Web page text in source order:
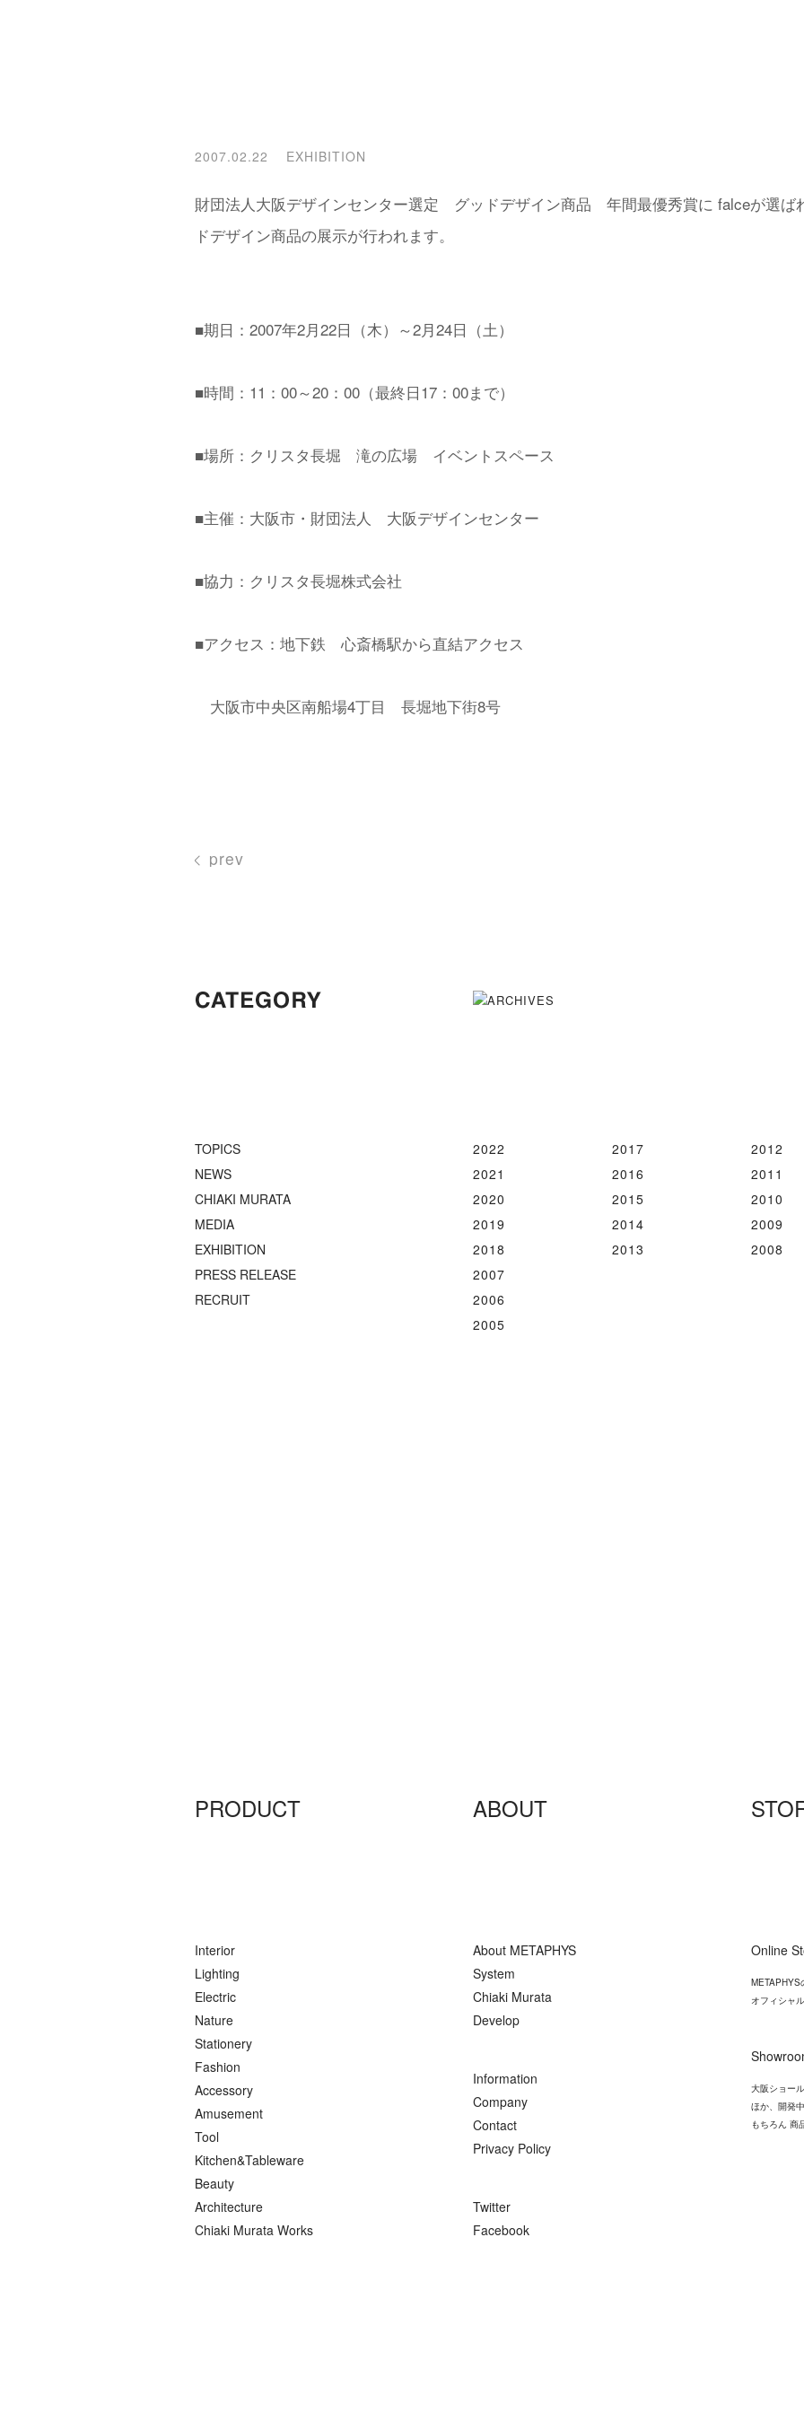
2007.02.22 EXHIBITION
財団法人大阪デザインセンター選定 グッドデザイン商品 年間最優秀賞に falceが選ば
ドデザイン商品の展示が行われます。
■期日：2007年2月22日（木）～2月24日（土）
■時間：11：00～20：00（最終日17：00まで）
■場所：クリスタ長堀 滝の広場 イベントスペース
■主催：大阪市・財団法人 大阪デザインセンター
■協力：クリスタ長堀株式会社
■アクセス：地下鉄 心斎橋駅から直結アクセス
大阪市中央区南船場4丁目 長堀地下街8号
prev
TOPICS
NEWS
CHIAKI MURATA
MEDIA
EXHIBITION
PRESS RELEASE
RECRUIT
2022
2021
2020
2019
2018
2017
2016
2015
2014
2013
2012
2011
2010
2009
2008
2007
2006
2005
PRODUCT
Interior
Lighting
Electric
Nature
Stationery
Fashion
Accessory
Amusement
Tool
Kitchen&Tableware
Beauty
Architecture
Chiaki Murata Works
ABOUT
About METAPHYS
System
Chiaki Murata
Develop
Information
Company
Contact
Privacy Policy
Twitter
Facebook
Online
METAPHYS
オフィシャ
大阪ショー
ほか、開発
もちろん 商